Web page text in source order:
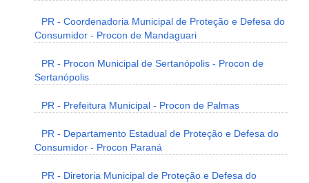
PR - Coordenadoria Municipal de Proteção e Defesa do
Consumidor - Procon de Mandaguari
PR - Procon Municipal de Sertanópolis - Procon de
Sertanópolis
PR - Prefeitura Municipal - Procon de Palmas
PR - Departamento Estadual de Proteção e Defesa do
Consumidor - Procon Paraná
PR - Diretoria Municipal de Proteção e Defesa do